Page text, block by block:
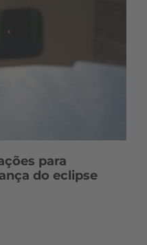
para
do eclipse